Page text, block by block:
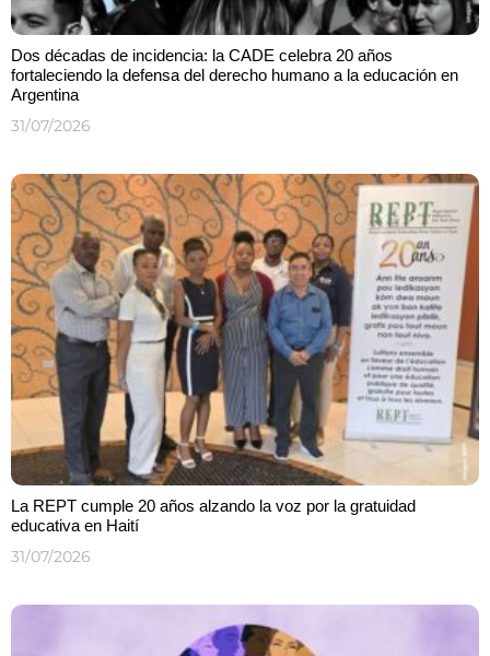
Dos décadas de incidencia: la CADE celebra 20 años
fortaleciendo la defensa del derecho humano a la educación en
Argentina
31/07/2026
La REPT cumple 20 años alzando la voz por la gratuidad
educativa en Haití
31/07/2026